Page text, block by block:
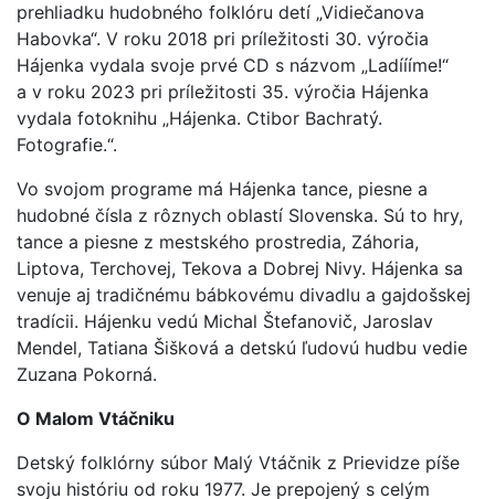
prehliadku hudobného folklóru detí „Vidiečanova
Habovka“. V roku 2018 pri príležitosti 30. výročia
Hájenka vydala svoje prvé CD s názvom „Ladíííme!“
a v roku 2023 pri príležitosti 35. výročia Hájenka
vydala fotoknihu „Hájenka. Ctibor Bachratý.
Fotografie.“.
Vo svojom programe má Hájenka tance, piesne a
hudobné čísla z rôznych oblastí Slovenska. Sú to hry,
tance a piesne z mestského prostredia, Záhoria,
Liptova, Terchovej, Tekova a Dobrej Nivy. Hájenka sa
venuje aj tradičnému bábkovému divadlu a gajdošskej
tradícii. Hájenku vedú Michal Štefanovič, Jaroslav
Mendel, Tatiana Šišková a detskú ľudovú hudbu vedie
Zuzana Pokorná.
O Malom Vtáčniku
Detský folklórny súbor Malý Vtáčnik z Prievidze píše
svoju históriu od roku 1977. Je prepojený s celým